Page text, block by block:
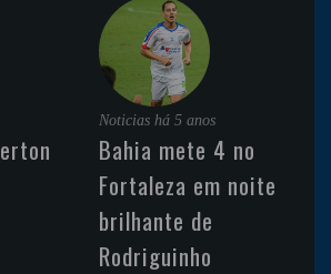
Noticias há 5 anos
Bahia mete 4 no
Fortaleza em noite
brilhante de
Rodriguinho